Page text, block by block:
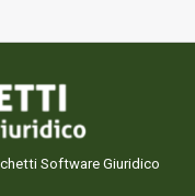
Software Giuridico